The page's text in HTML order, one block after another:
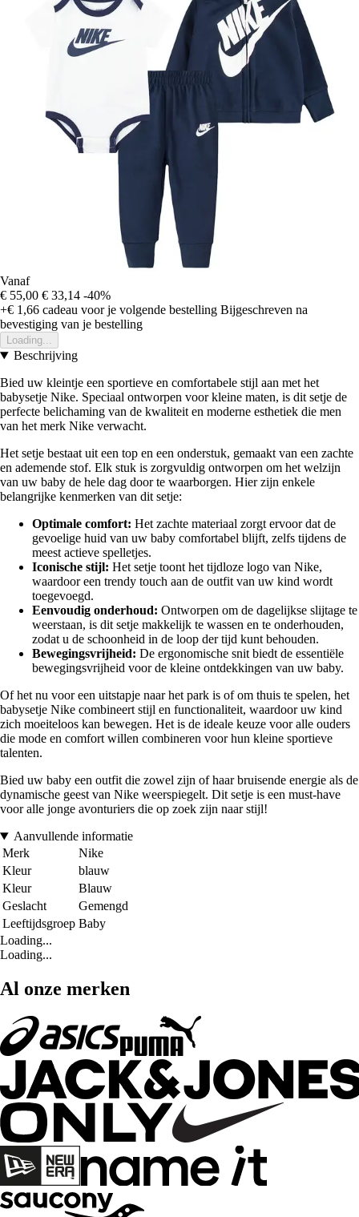
Vanaf
€ 55,00 € 33,14 -40%
+€ 1,66 cadeau voor je volgende bestelling Bijgeschreven na
bevestiging van je bestelling
Loading...
Beschrijving
Bied uw kleintje een sportieve en comfortabele stijl aan met het
babysetje Nike. Speciaal ontworpen voor kleine maten, is dit setje de
perfecte belichaming van de kwaliteit en moderne esthetiek die men
van het merk Nike verwacht.
Het setje bestaat uit een top en een onderstuk, gemaakt van een zachte
en ademende stof. Elk stuk is zorgvuldig ontworpen om het welzijn
van uw baby de hele dag door te waarborgen. Hier zijn enkele
belangrijke kenmerken van dit setje:
Optimale comfort: Het zachte materiaal zorgt ervoor dat de
gevoelige huid van uw baby comfortabel blijft, zelfs tijdens de
meest actieve spelletjes.
Iconische stijl: Het setje toont het tijdloze logo van Nike,
waardoor een trendy touch aan de outfit van uw kind wordt
toegevoegd.
Eenvoudig onderhoud: Ontworpen om de dagelijkse slijtage te
weerstaan, is dit setje makkelijk te wassen en te onderhouden,
zodat u de schoonheid in de loop der tijd kunt behouden.
Bewegingsvrijheid: De ergonomische snit biedt de essentiële
bewegingsvrijheid voor de kleine ontdekkingen van uw baby.
Of het nu voor een uitstapje naar het park is of om thuis te spelen, het
babysetje Nike combineert stijl en functionaliteit, waardoor uw kind
zich moeiteloos kan bewegen. Het is de ideale keuze voor alle ouders
die mode en comfort willen combineren voor hun kleine sportieve
talenten.
Bied uw baby een outfit die zowel zijn of haar bruisende energie als de
dynamische geest van Nike weerspiegelt. Dit setje is een must-have
voor alle jonge avonturiers die op zoek zijn naar stijl!
Aanvullende informatie
Merk
Nike
Kleur
blauw
Kleur
Blauw
Geslacht
Gemengd
Leeftijdsgroep Baby
Loading...
Loading...
Al onze merken